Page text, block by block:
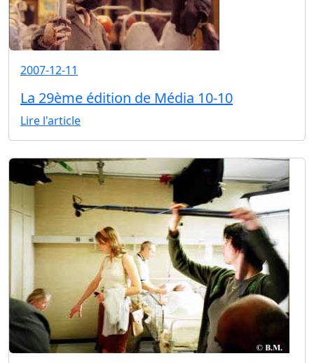
2007-12-11
La 29ème édition de Média 10-10
Lire l'article